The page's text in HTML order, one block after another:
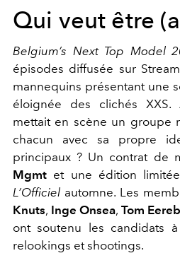
Qui veut être
Belgium’s Next Top Model
épisodes diffusée sur
mannequins présentant une
éloignée des clichés XXS.
mettait en scène un groupe
chacun avec sa propre
principaux ? Un contrat de
Mgmt et une édition
L’Officiel automne. Les
Knuts, Inge Onsea, Tom
ont soutenu les candidats
relookings et shootings.